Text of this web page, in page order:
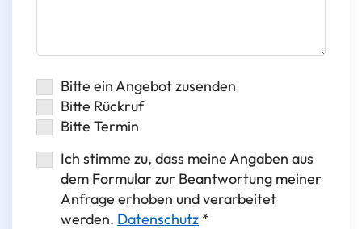
Bitte ein Angebot zusenden
Bitte Rückruf
Bitte Termin
Ich stimme zu, dass meine Angaben aus
dem Formular zur Beantwortung meiner
Anfrage erhoben und verarbeitet
werden. Datenschutz *